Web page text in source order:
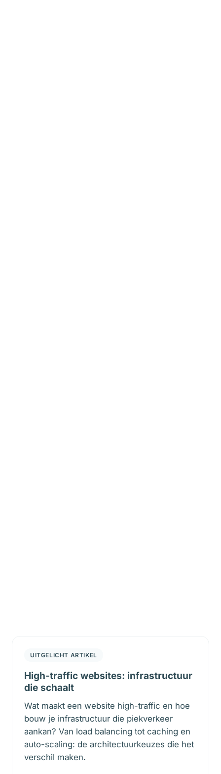
UITGELICHT ARTIKEL
High-traffic websites: infrastructuur
die schaalt
Wat maakt een website high-traffic en hoe
bouw je infrastructuur die piekverkeer
aankan? Van load balancing tot caching en
auto-scaling: de architectuurkeuzes die het
verschil maken.